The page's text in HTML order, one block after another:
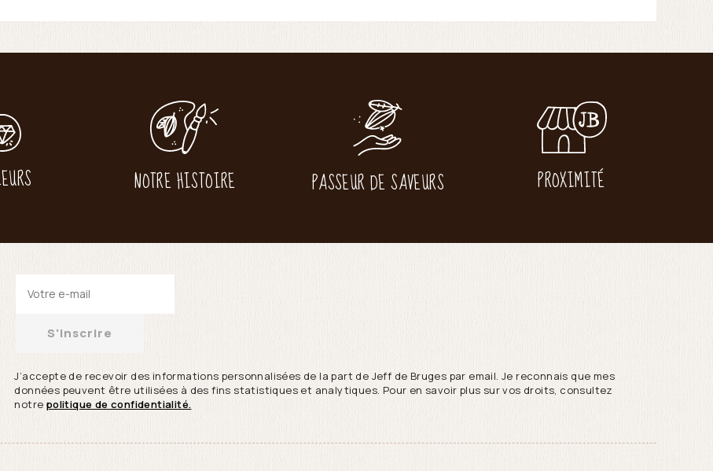
NOTRE HISTOIRE PASSEUR DE SAVEURS PROXIMITÉ
S'inscrire
J’accepte de recevoir des informations personnalisées de la part de Jeff de Bruges par email. Je reconnais que mes
données peuvent être utilisées à des fins statistiques et analytiques. Pour en savoir plus sur vos droits, consultez
notre politique de confidentialité.